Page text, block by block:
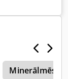
Minerālmēslu